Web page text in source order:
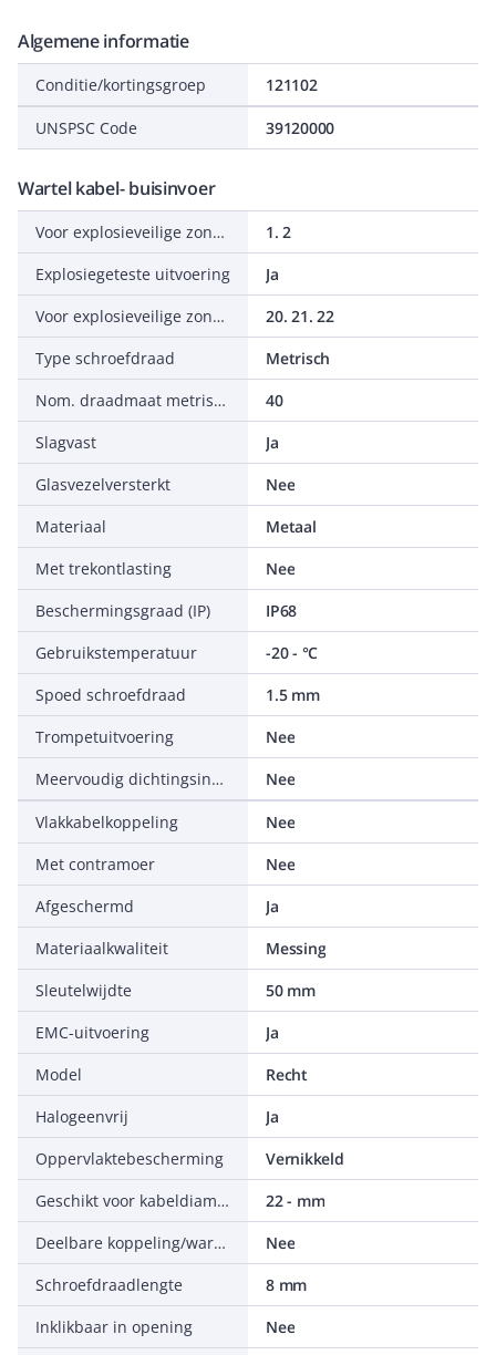
Algemene informatie
Conditie/kortingsgroep 121102
UNSPSC Code 39120000
Wartel kabel- buisinvoer
Voor explosieveilige zone gas
1. 2
Explosiegeteste uitvoering
Ja
Voor explosieveilige zone stof
20. 21. 22
Type schroefdraad
Metrisch
Nom. draadmaat metrisch/Pg
40
Slagvast
Ja
Glasvezelversterkt
Nee
Materiaal
Metaal
Met trekontlasting
Nee
Beschermingsgraad (IP)
IP68
Gebruikstemperatuur
-20 - °C
Spoed schroefdraad
1.5 mm
Trompetuitvoering
Nee
Meervoudig dichtingsinzetstuk
Nee
Vlakkabelkoppeling
Nee
Met contramoer
Nee
Afgeschermd
Ja
Materiaalkwaliteit
Messing
Sleutelwijdte
50 mm
EMC-uitvoering
Ja
Model
Recht
Halogeenvrij
Ja
Oppervlaktebescherming
Vernikkeld
Geschikt voor kabeldiameter
22 - mm
Deelbare koppeling/wartel
Nee
Schroefdraadlengte
8 mm
Inklikbaar in opening
Nee